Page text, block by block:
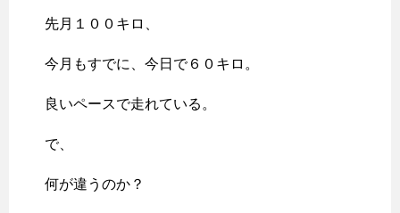
先月１００キロ、
今月もすでに、今日で６０キロ。
良いペースで走れている。
で、
何が違うのか？